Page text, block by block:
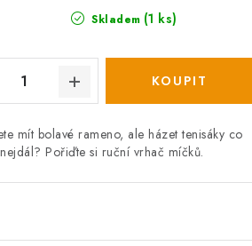
Skladem (1 ks)
mít bolavé rameno, ale házet tenisáky co
nejdál? Pořiďte si ruční vrhač míčků.